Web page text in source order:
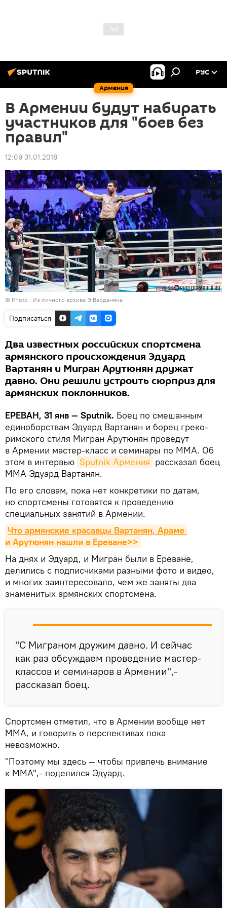
Армения
РУС
В Армении будут набирать
участников для "боев без
правил"
12:09 31.01.2018
© Photo : Из личного архива Э.Варданяна
Подписаться
Два известных российских спортсмена
армянского происхождения Эдуард
Вартанян и Мигран Арутюнян дружат
давно. Они решили устроить сюрприз для
армянских поклонников.
ЕРЕВАН, 31 янв — Sputnik. Боец по смешанным
единоборствам Эдуард Вартанян и борец греко-
римского стиля Мигран Арутюнян проведут
в Армении мастер-класс и семинары по MMA. Об
этом в интервью Sputnik Армения рассказал боец
MMA Эдуард Вартанян.
По его словам, пока нет конкретики по датам,
но спортсмены готовятся к проведению
специальных занятий в Армении.
Что армянские красавцы Вартанян, Араме
и Арутюнян нашли в Ереване>>
На днях и Эдуард, и Мигран были в Ереване,
делились с подписчиками разными фото и видео,
и многих заинтересовало, чем же заняты два
знаменитых армянских спортсмена.
"С Миграном дружим давно. И сейчас
как раз обсуждаем проведение мастер-
классов и семинаров в Армении",-
рассказал боец.
Спортсмен отметил, что в Армении вообще нет
MMA, и говорить о перспективах пока
невозможно.
"Поэтому мы здесь — чтобы привлечь внимание
к MMA",- поделился Эдуард.